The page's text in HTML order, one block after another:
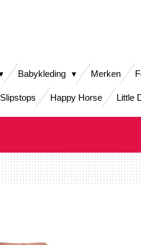
Babykleding Merken
Slipstops Happy Horse Little